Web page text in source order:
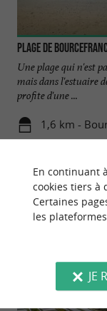
Plage de
Une plage qui n'est
mais dans l'estuaire
profite d'une ...
1,6 km -
En continuant
cookies tiers à
Certaines
les
JE